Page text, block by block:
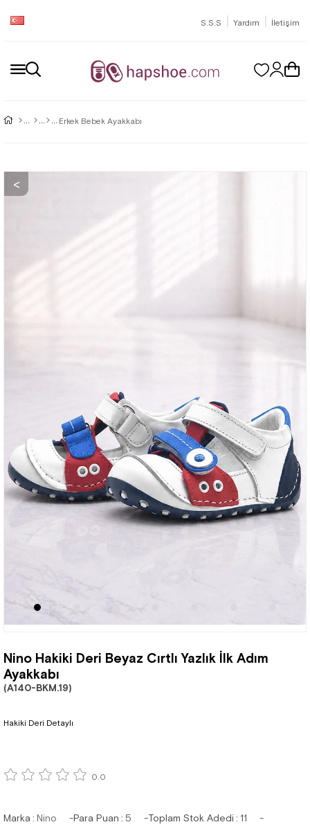
S.S.S | Yardım | İletişim
Erkek Bebek Ayakkabı
Nino Hakiki Deri Beyaz Cırtlı Yazlık İlk Adım
Ayakkabı
(A140-BKM.19)
Hakiki Deri Detaylı
0.0
Marka : Nino Para Puan : 5 Toplam Stok Adedi : 11